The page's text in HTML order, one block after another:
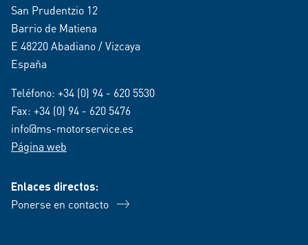
San Prudentzio 12
Barrio de Matiena
E 48220 Abadiano / Vizcaya
España
Teléfono: +34 (0) 94 - 620 5530
Fax: +34 (0) 94 - 620 5476
info@ms-motorservice.es
Página web
Enlaces directos:
Ponerse en contacto